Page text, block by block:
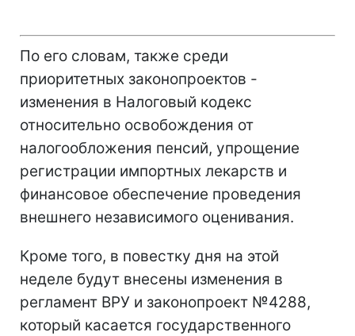
По его словам, также среди
приоритетных законопроектов -
изменения в Налоговый кодекс
относительно освобождения от
налогообложения пенсий, упрощение
регистрации импортных лекарств и
финансовое обеспечение проведения
внешнего независимого оценивания.
Кроме того, в повестку дня на этой
неделе будут внесены изменения в
регламент ВРУ и законопроект №4288,
который касается государственного